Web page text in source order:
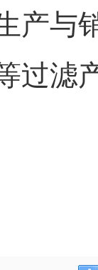
产与
过滤